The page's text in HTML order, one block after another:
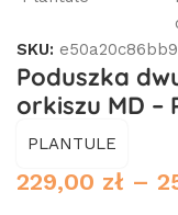
SKU: e50a20c86bb9
Poduszka
orkiszu MD –
PLANTULE
229,00 zł –